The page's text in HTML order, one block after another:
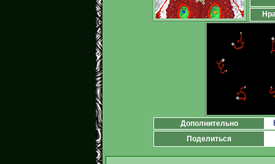
Дополнительно
Поделиться